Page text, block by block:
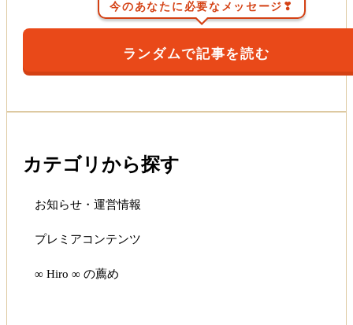
今のあなたに必要なメッセージ❣
ランダムで記事を読む
カテゴリから探す
お知らせ・運営情報
プレミアコンテンツ
∞ Hiro ∞ の薦め